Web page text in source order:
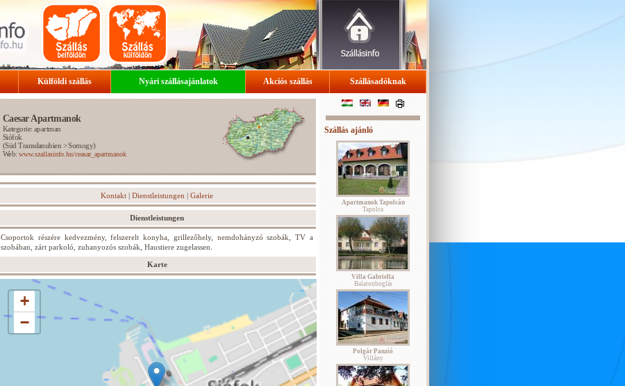
Külföldi szállás Nyári szállásajánlatok Akciós szállás Szállásadóknak
Caesar Apartmanok
Kategorie: apartman
Siófok
(Süd Transdanubien >Somogy)
Web:www.szallasinfo.hu/ceasar_apartmanok
Kontakt | Dienstleistungen | Galerie
Dienstleistungen
Csoportok részére kedvezmény, felszerelt konyha, grillezőhely, nemdohányzó szobák, TV a
szobában, zárt parkoló, zuhanyozós szobák, Haustiere zugelassen.
Karte
+
−
Szállás ajánló
Apartmanok Tapolcán
Tapolca
Villa Gabriella
Balatonboglár
Polgár Panzió
Villány